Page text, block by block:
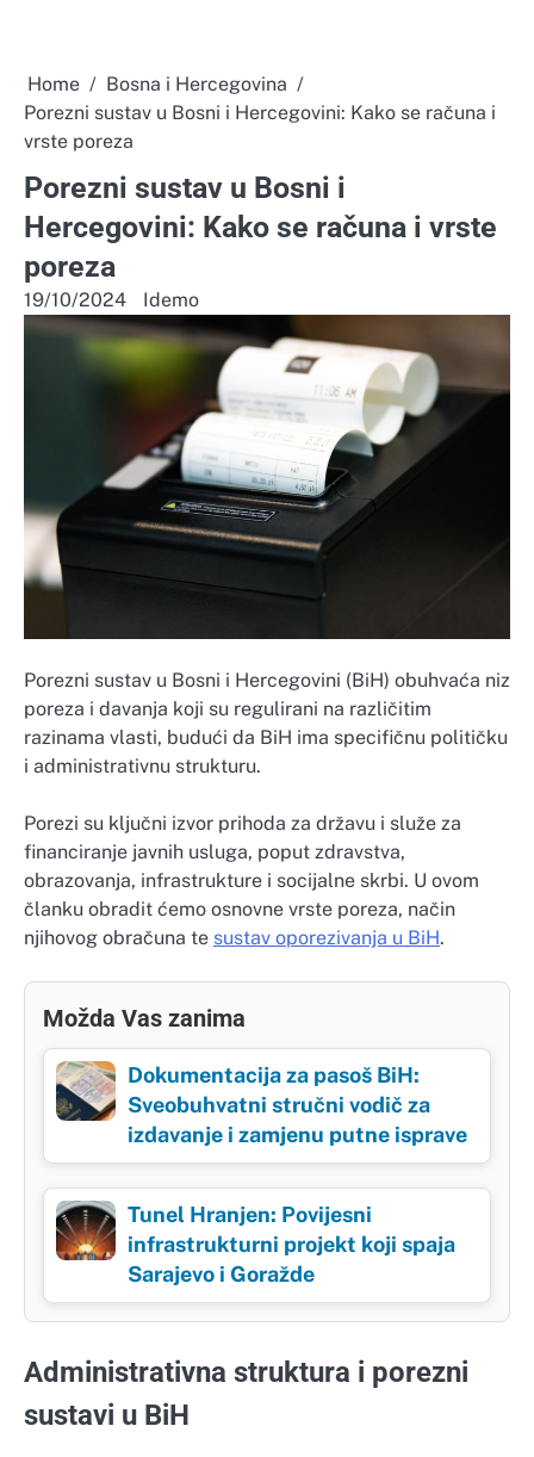
Home
Bosna i Hercegovina
Porezni sustav u Bosni i Hercegovini: Kako se računa i
vrste poreza
Porezni sustav u Bosni i
Hercegovini: Kako se računa i vrste
poreza
19/10/2024 Idemo
Porezni sustav u Bosni i Hercegovini (BiH) obuhvaća niz
poreza i davanja koji su regulirani na različitim
razinama vlasti, budući da BiH ima specifičnu političku
i administrativnu strukturu.
Porezi su ključni izvor prihoda za državu i služe za
financiranje javnih usluga, poput zdravstva,
obrazovanja, infrastrukture i socijalne skrbi. U ovom
članku obradit ćemo osnovne vrste poreza, način
njihovog obračuna te sustav oporezivanja u BiH.
Možda Vas zanima
Dokumentacija za pasoš BiH:
Sveobuhvatni stručni vodič za
izdavanje i zamjenu putne isprave
Tunel Hranjen: Povijesni
infrastrukturni projekt koji spaja
Sarajevo i Goražde
Administrativna struktura i porezni
sustavi u BiH